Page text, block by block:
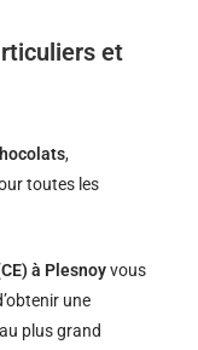
et
,
toutes les
à Plesnoyvous
une
plus grand